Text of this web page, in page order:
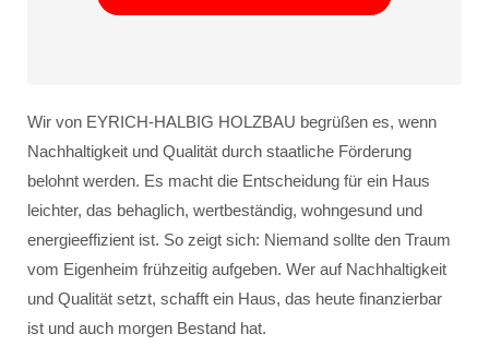
Wir von EYRICH-HALBIG HOLZBAU begrüßen es, wenn
Nachhaltigkeit und Qualität durch staatliche Förderung
belohnt werden. Es macht die Entscheidung für ein Haus
leichter, das behaglich, wertbeständig, wohngesund und
energieeffizient ist. So zeigt sich: Niemand sollte den Traum
vom Eigenheim frühzeitig aufgeben. Wer auf Nachhaltigkeit
und Qualität setzt, schafft ein Haus, das heute finanzierbar
ist und auch morgen Bestand hat.